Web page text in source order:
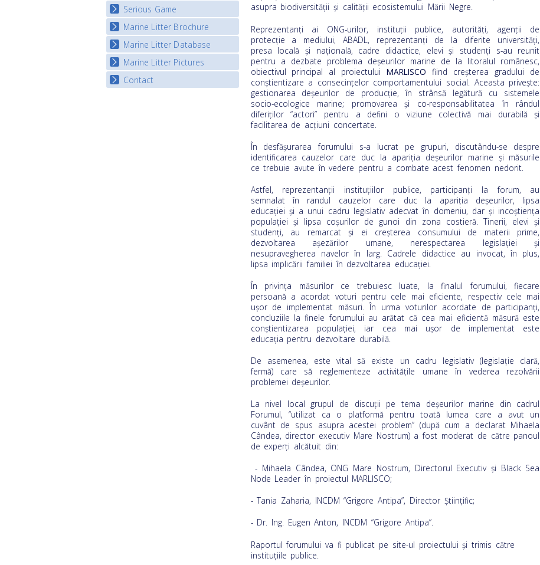
Listview
Watch Troubled Waters
Serious Game
Start the game
Marine Litter Brochure
Marine Litter Database
Marine Litter Pictures
Contact
asupra biodiversităţii şi calităţii ecosistemului Mării Negre.
Reprezentanți ai ONG-urilor, instituții publice, autorități, agenții de
protecție a mediului, ABADL, reprezentanți de la diferite universități,
presa locală și națională, cadre didactice, elevi şi studenți s-au reunit
pentru a dezbate problema deșeurilor marine de la litoralul românesc,
obiectivul principal al proiectului MARLISCO fiind creşterea gradului de
conştientizare a consecinţelor comportamentului social. Aceasta priveşte:
gestionarea deşeurilor de producţie, în strânsă legătură cu sistemele
socio-ecologice marine; promovarea şi co-responsabilitatea în rândul
diferiţilor “actori” pentru a defini o viziune colectivă mai durabilă şi
facilitarea de acţiuni concertate.
În desfăşurarea forumului s-a lucrat pe grupuri, discutându-se despre
identificarea cauzelor care duc la apariția deșeurilor marine și măsurile
ce trebuie avute în vedere pentru a combate acest fenomen nedorit.
Astfel, reprezentanţii instituţiilor publice, participanţi la forum, au
semnalat în randul cauzelor care duc la apariţia deşeurilor, lipsa
educaţiei şi a unui cadru legislativ adecvat în domeniu, dar şi incoştienţa
populaţiei şi lipsa coşurilor de gunoi din zona costieră. Tinerii, elevi şi
studenţi, au remarcat şi ei creşterea consumului de materii prime,
dezvoltarea aşezărilor umane, nerespectarea legislaţiei şi
nesupravegherea navelor în larg. Cadrele didactice au invocat, în plus,
lipsa implicării familiei în dezvoltarea educaţiei.
În privinţa măsurilor ce trebuiesc luate, la finalul forumului, fiecare
persoană a acordat voturi pentru cele mai eficiente, respectiv cele mai
uşor de implementat măsuri. În urma voturilor acordate de participanți,
concluziile la finele forumului au arătat că cea mai eficientă măsură este
conştientizarea populaţiei, iar cea mai uşor de implementat este
educaţia pentru dezvoltare durabilă.
De asemenea, este vital să existe un cadru legislativ (legislaţie clară,
fermă) care să reglementeze activităţile umane în vederea rezolvării
problemei deşeurilor.
La nivel local grupul de discuții pe tema deșeurilor marine din cadrul
Forumul, “utilizat ca o platformă pentru toată lumea care a avut un
cuvânt de spus asupra acestei problem” (după cum a declarat Mihaela
Cândea, director executiv ­Mare Nostrum) a fost moderat de către panoul
de experți alcătuit din:
- Mihaela Cândea, ONG Mare Nostrum, Directorul Executiv și Black Sea
Node Leader în proiectul MARLISCO;
- Tania Zaharia, INCDM “Grigore Antipa”, Director Științific;
- Dr. Ing. Eugen Anton, INCDM “Grigore Antipa”.
Raportul forumului va fi publicat pe site-ul proiectului şi trimis către
instituţiile publice.